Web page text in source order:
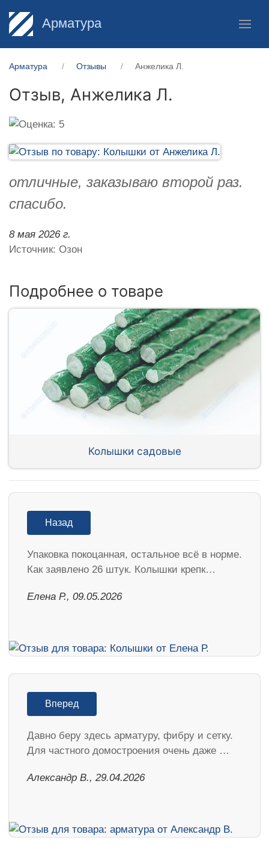
Арматура
Арматура Отзывы Анжелика Л.
Отзыв, Анжелика Л.
отличные, заказываю второй раз.
спасибо.
8 мая 2026 г.
Источник: Озон
Подробнее о товаре
Колышки садовые
Назад
Упаковка покоцанная, остальное всё в норме.
Как заявлено 26 штук. Колышки крепк…
Елена Р., 09.05.2026
Вперед
Давно беру здесь арматуру, фибру и сетку.
Для частного домостроения очень даже …
Александр В., 29.04.2026